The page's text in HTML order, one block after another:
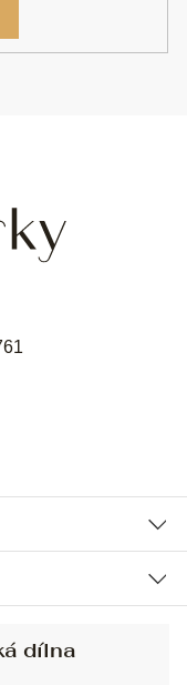
dílna